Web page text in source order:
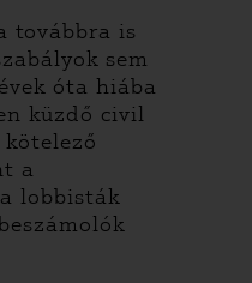
továbbra is
sem
óta hiába
küzdő civil
a
lobbisták